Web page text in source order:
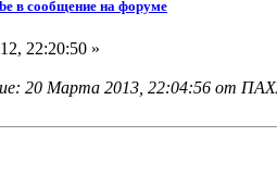
в сообщение на форуме
22:20:50 »
20 Марта 2013, 22:04:56 от